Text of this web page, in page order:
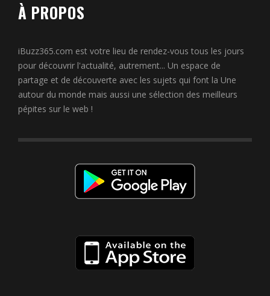
À PROPOS
iBuzz365.com est votre lieu de rendez-vous tous les jours
pour découvrir l'actualité, autrement... Un espace de
partage et de découverte avec les sujets qui font la Une
autour du monde mais aussi une sélection des meilleurs
pépites sur le web !